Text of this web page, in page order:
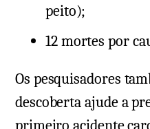
peito);
12 mortes por
Os pesquisadores
descoberta ajude a